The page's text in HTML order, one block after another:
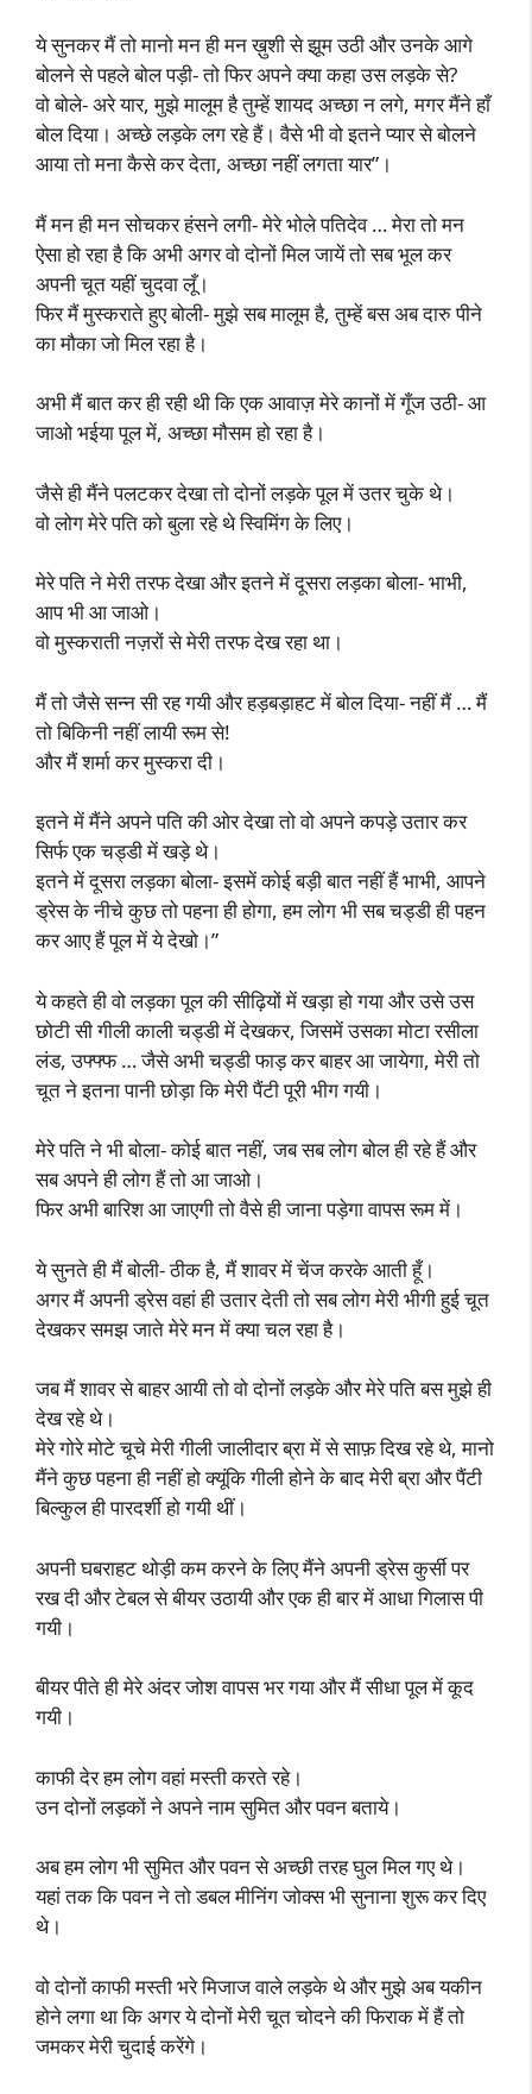
ये सुनकर मैं तो मानो मन ही मन ख़ुशी से झूम उठी और उनके आगे
बोलने से पहले बोल पड़ी- तो फिर अपने क्या कहा उस लड़के से?
वो बोले- अरे यार, मुझे मालूम है तुम्हें शायद अच्छा न लगे, मगर मैंने हाँ
बोल दिया। अच्छे लड़के लग रहे हैं। वैसे भी वो इतने प्यार से बोलने
आया तो मना कैसे कर देता, अच्छा नहीं लगता यार”।
मैं मन ही मन सोचकर हंसने लगी- मेरे भोले पतिदेव … मेरा तो मन
ऐसा हो रहा है कि अभी अगर वो दोनों मिल जायें तो सब भूल कर
अपनी चूत यहीं चुदवा लूँ।
फिर मैं मुस्कराते हुए बोली- मुझे सब मालूम है, तुम्हें बस अब दारु पीने
का मौका जो मिल रहा है।
अभी मैं बात कर ही रही थी कि एक आवाज़ मेरे कानों में गूँज उठी- आ
जाओ भईया पूल में, अच्छा मौसम हो रहा है।
जैसे ही मैंने पलटकर देखा तो दोनों लड़के पूल में उतर चुके थे।
वो लोग मेरे पति को बुला रहे थे स्विमिंग के लिए।
मेरे पति ने मेरी तरफ देखा और इतने में दूसरा लड़का बोला- भाभी,
आप भी आ जाओ।
वो मुस्कराती नज़रों से मेरी तरफ देख रहा था।
मैं तो जैसे सन्न सी रह गयी और हड़बड़ाहट में बोल दिया- नहीं मैं … मैं
तो बिकिनी नहीं लायी रूम से!
और मैं शर्मा कर मुस्करा दी।
इतने में मैंने अपने पति की ओर देखा तो वो अपने कपड़े उतार कर
सिर्फ एक चड्डी में खड़े थे।
इतने में दूसरा लड़का बोला- इसमें कोई बड़ी बात नहीं हैं भाभी, आपने
ड्रेस के नीचे कुछ तो पहना ही होगा, हम लोग भी सब चड्डी ही पहन
कर आए हैं पूल में ये देखो।”
ये कहते ही वो लड़का पूल की सीढ़ियों में खड़ा हो गया और उसे उस
छोटी सी गीली काली चड्डी में देखकर, जिसमें उसका मोटा रसीला
लंड, उफ्फ्फ … जैसे अभी चड्डी फाड़ कर बाहर आ जायेगा, मेरी तो
चूत ने इतना पानी छोड़ा कि मेरी पैंटी पूरी भीग गयी।
मेरे पति ने भी बोला- कोई बात नहीं, जब सब लोग बोल ही रहे हैं और
सब अपने ही लोग हैं तो आ जाओ।
फिर अभी बारिश आ जाएगी तो वैसे ही जाना पड़ेगा वापस रूम में।
ये सुनते ही मैं बोली- ठीक है, मैं शावर में चेंज करके आती हूँ।
अगर मैं अपनी ड्रेस वहां ही उतार देती तो सब लोग मेरी भीगी हुई चूत
देखकर समझ जाते मेरे मन में क्या चल रहा है।
जब मैं शावर से बाहर आयी तो वो दोनों लड़के और मेरे पति बस मुझे ही
देख रहे थे।
मेरे गोरे मोटे चूचे मेरी गीली जालीदार ब्रा में से साफ़ दिख रहे थे, मानो
मैंने कुछ पहना ही नहीं हो क्यूंकि गीली होने के बाद मेरी ब्रा और पैंटी
बिल्कुल ही पारदर्शी हो गयी थीं।
अपनी घबराहट थोड़ी कम करने के लिए मैंने अपनी ड्रेस कुर्सी पर
रख दी और टेबल से बीयर उठायी और एक ही बार में आधा गिलास पी
गयी।
बीयर पीते ही मेरे अंदर जोश वापस भर गया और मैं सीधा पूल में कूद
गयी।
काफी देर हम लोग वहां मस्ती करते रहे।
उन दोनों लड़कों ने अपने नाम सुमित और पवन बताये।
अब हम लोग भी सुमित और पवन से अच्छी तरह घुल मिल गए थे।
यहां तक कि पवन ने तो डबल मीनिंग जोक्स भी सुनाना शुरू कर दिए
थे।
वो दोनों काफी मस्ती भरे मिजाज वाले लड़के थे और मुझे अब यकीन
होने लगा था कि अगर ये दोनों मेरी चूत चोदने की फिराक में हैं तो
जमकर मेरी चुदाई करेंगे।